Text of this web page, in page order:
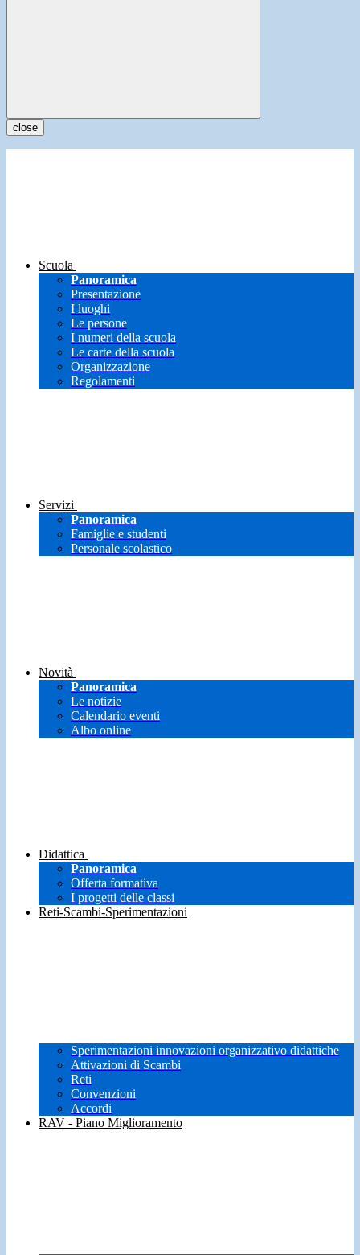
close
Scuola
Panoramica
Presentazione
I luoghi
Le persone
I numeri della scuola
Le carte della scuola
Organizzazione
Regolamenti
Servizi
Panoramica
Famiglie e studenti
Personale scolastico
Novità
Panoramica
Le notizie
Calendario eventi
Albo online
Didattica
Panoramica
Offerta formativa
I progetti delle classi
Reti-Scambi-Sperimentazioni
Sperimentazioni innovazioni organizzativo didattiche
Attivazioni di Scambi
Reti
Convenzioni
Accordi
RAV - Piano Miglioramento